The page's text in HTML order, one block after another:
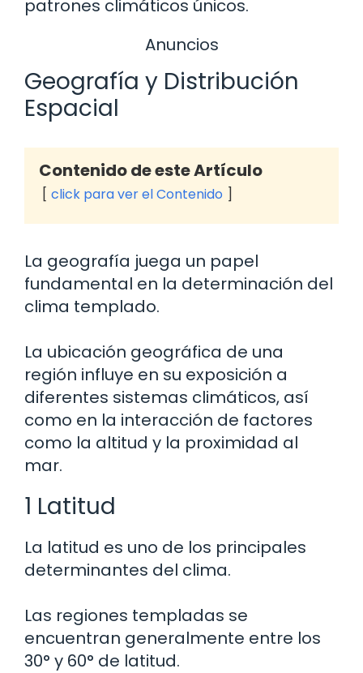
patrones climáticos únicos.
Anuncios
Geografía y Distribución
Espacial
Contenido de este Artículo
click para ver el Contenido
La geografía juega un papel
fundamental en la determinación del
clima templado.
La ubicación geográfica de una
región influye en su exposición a
diferentes sistemas climáticos, así
como en la interacción de factores
como la altitud y la proximidad al
mar.
1 Latitud
La latitud es uno de los principales
determinantes del clima.
Las regiones templadas se
encuentran generalmente entre los
30° y 60° de latitud.